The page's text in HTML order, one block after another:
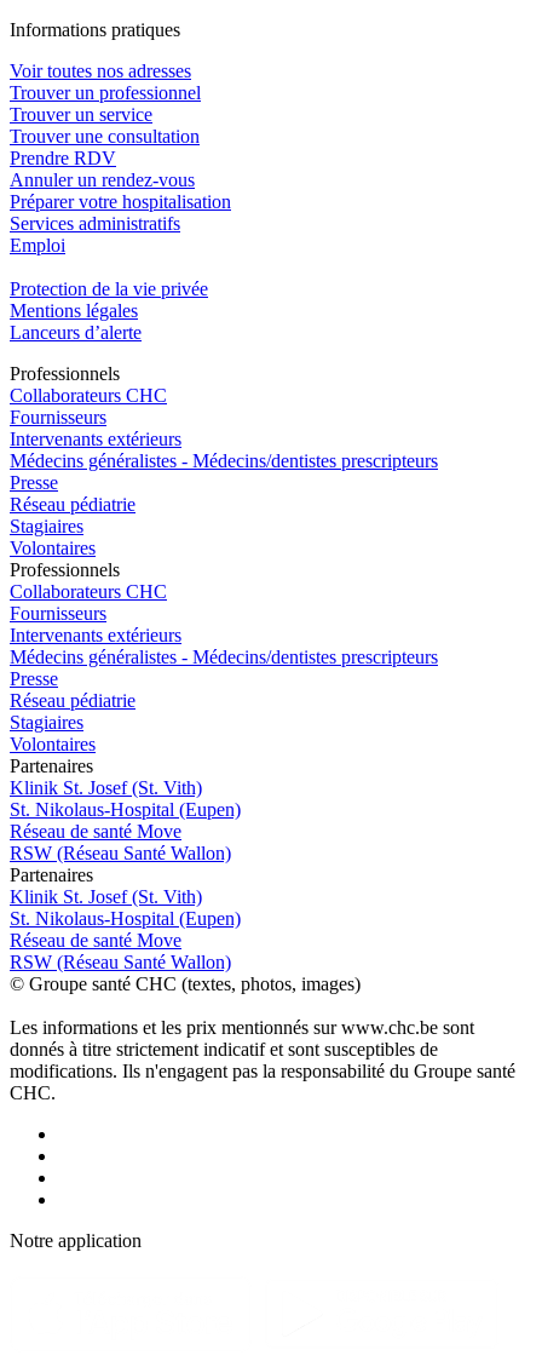
Informations pratiques
Voir toutes nos adresses
Trouver un professionnel
Trouver un service
Trouver une consultation
Prendre RDV
Annuler un rendez-vous
Préparer votre hospitalisation
Services administratifs
Emploi​
Protection de la vie privée
Mentions légales
Lanceurs d’alerte
Professionnels
Collaborateurs CHC
Fournisseurs
Intervenants extérieurs
Médecins généralistes - Médecins/dentistes prescripteurs
Presse
Réseau pédiatrie
Stagiaires
Volontaires
Professionnels
Collaborateurs CHC
Fournisseurs
Intervenants extérieurs
Médecins généralistes - Médecins/dentistes prescripteurs
Presse
Réseau pédiatrie
Stagiaires
Volontaires
Partenaires
Klinik St. Josef (St. Vith)
St. Nikolaus-Hospital (Eupen)
Réseau de santé Move
RSW (Réseau Santé Wallon)
Partenaires
Klinik St. Josef (St. Vith)
St. Nikolaus-Hospital (Eupen)
Réseau de santé Move
RSW (Réseau Santé Wallon)
© Groupe santé CHC (textes, photos, images)
Les informations et les prix mentionnés sur www.chc.be sont
donnés à titre strictement indicatif et sont susceptibles de
modifications. Ils n'engagent pas la responsabilité du Groupe santé
CHC.
Notre application